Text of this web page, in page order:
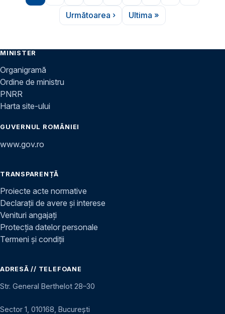
Pagina următoare
Următoarea ›
Ultima pagină
Ultima »
MINISTER
Organigramă
Ordine de ministru
PNRR
Harta site-ului
GUVERNUL ROMÂNIEI
www.gov.ro
TRANSPARENȚĂ
Proiecte acte normative
Declarații de avere și interese
Venituri angajați
Protecția datelor personale
Termeni și condiții
ADRESĂ // TELEFOANE
Str. General Berthelot 28–30
Sector 1, 010168, București